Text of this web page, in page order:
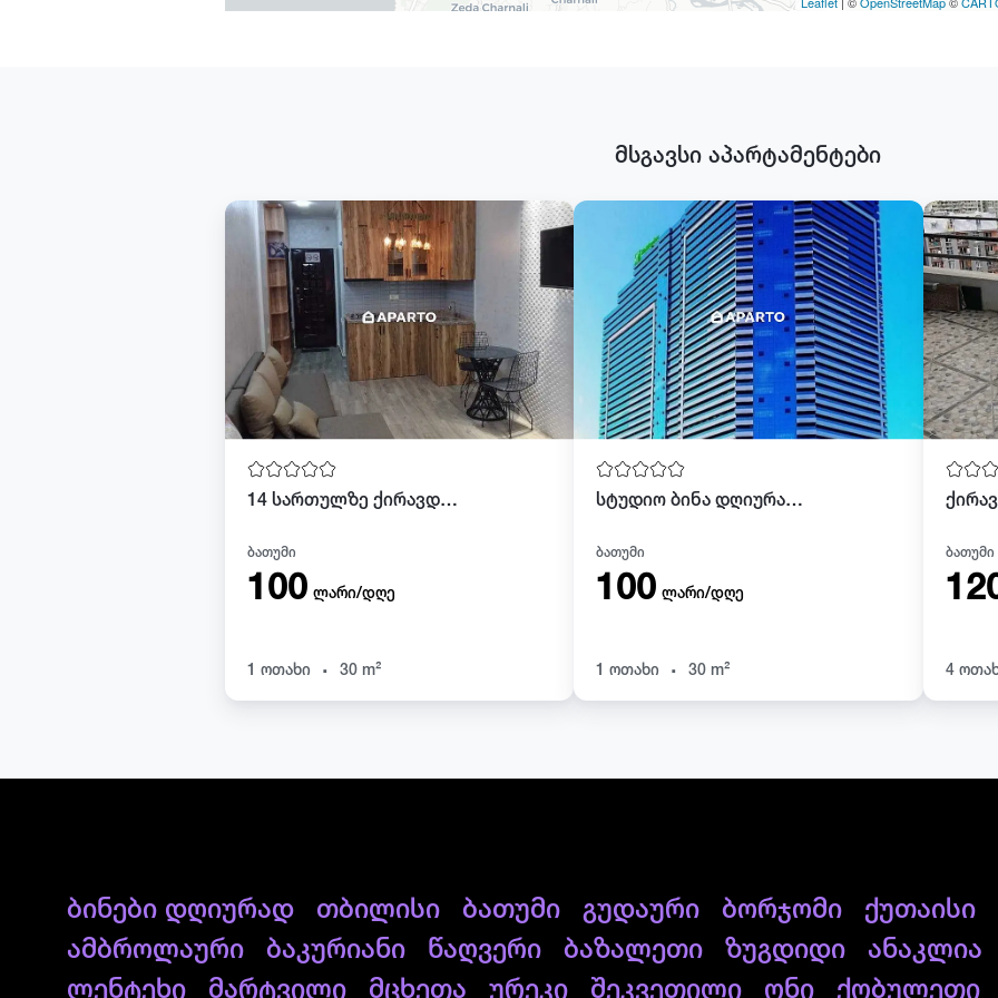
მსგავსი აპარტამენტები
14 სართულზე ქირავდება სტუდიო ბინა გორგილაძის 98
ბათუმი
100 ლარი/დღე
1 ოთახი . 30 m²
სტუდიო ბინა დღიურად ბათუმში Blue Sky Tower ბ ბლოკი
ბათუმი
100 ლარი/დღე
1 ოთახი . 30 m²
ბათუმი
4
ბინები დღიურად თბილისი ბათუმი გუდაური ბორჯომი
ქუთაისი
ამბროლაური
ბაკურიანი წაღვერი ბაზალეთი ზუგდიდი
ანაკლია
ლენტეხი
მარტვილი მცხეთა ურეკი შეკვეთილი ონი ქობულეთი